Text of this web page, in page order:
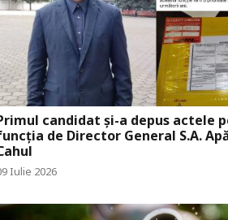
candidat și-a depus actele
de Director General S.A.
Iulie 2026